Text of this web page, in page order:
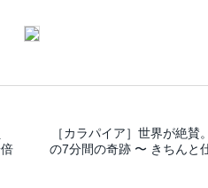
［カラパイア］世界が絶賛
の7分間の奇跡 〜 きちんと